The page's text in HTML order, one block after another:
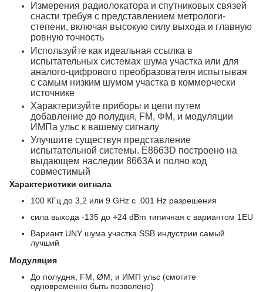
Измерения радиолокатора и спутниковых связей
снасти требуя с представлением метрологи-
степени, включая высокую силу выхода и главную
ровную точность
Используйте как идеальная ссылка в
испытательных системах шума участка или для
аналого-цифрового преобразователя испытывая
с самым низким шумом участка в коммерчески
источнике
Характеризуйте приборы и цепи путем
добавление до полудня, FM, ΦM, и модуляции
ИМПа ульс к вашему сигналу
Улучшите существуя представление
испытательной системы. E8663D построено на
выдающем наследии 8663A и полно код
совместимый
Характеристики сигнала
100 КГц до 3,2 или 9 GHz с .001 Hz разрешения
сила выхода -135 до +24 dBm типичная с вариантом 1EU
Вариант UNY шума участка SSB индустрии самый
лучший
Модуляция
До полудня, FM, ØM, и ИМП ульс (смогите
одновременно быть позволено)